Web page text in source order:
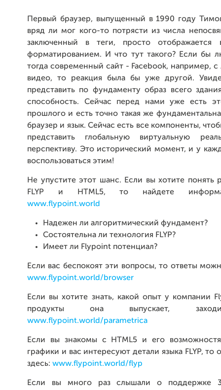
Первый браузер, выпущенный в 1990 году
вряд ли мог кого-то потрясти из числа
заключенный в теги, просто отображается
форматированием. И что тут такого? Если бы
тогда современный сайт - Facebook, например,
видео, то реакция была бы уже другой.
представить по фундаменту образ всего
способность. Сейчас перед нами уже есть
прошлого и есть точно такая же
браузер и язык. Сейчас есть все компоненты,
представить глобальную виртуальную
перспективу. Это исторический момент, и у
воспользоваться этим!
Не упустите этот шанс. Если вы хотите понять
FLYP и HTML5, то найдете
www.flypoint.world
Надежен ли алгоритмический фундамент?
Состоятельна ли технология FLYP?
Имеет ли Flypoint потенциал?
Если вас беспокоят эти вопросы, то ответы
www.flypoint.world/browser
Если вы хотите знать, какой опыт у компании
продукты она выпускает,
www.flypoint.world/parametrica
Если вы знакомы с HTML5 и его
графики и вас интересуют детали языка FLYP,
здесь: www.flypoint.world/flyp
Если вы много раз слышали о поддержке